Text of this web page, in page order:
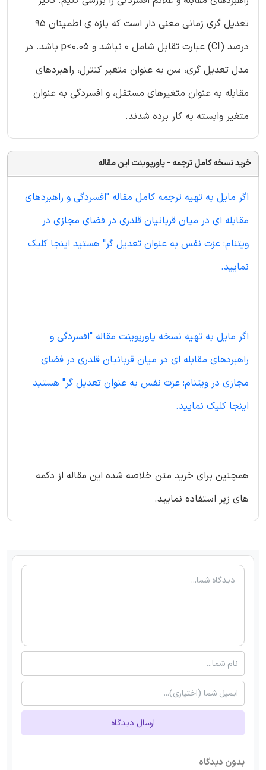
تعدیل گری زمانی معنی دار است که بازه ی اطمینان 95
درصد (CI) عبارت تقابل شامل 0 نباشد و p<0.05 باشد. در
مدل تعدیل گری، سن به عنوان متغیر کنترل، راهبردهای
مقابله به عنوان متغیرهای مستقل، و افسردگی به عنوان
متغیر وابسته به کار برده شدند.
خرید نسخه کامل ترجمه - پاورپوینت این مقاله
اگر مایل به تهیه ترجمه کامل مقاله "افسردگی و راهبردهای
مقابله ای در میان قربانیان قلدری در فضای مجازی در
ویتنام: عزت نفس به عنوان تعدیل گر" هستید اینجا کلیک
نمایید.
اگر مایل به تهیه نسخه پاورپوینت مقاله "افسردگی و
راهبردهای مقابله ای در میان قربانیان قلدری در فضای
مجازی در ویتنام: عزت نفس به عنوان تعدیل گر" هستید
اینجا کلیک نمایید.
همچنین برای خرید متن خلاصه شده این مقاله از دکمه
های زیر استفاده نمایید.
ارسال دیدگاه
بدون دیدگاه